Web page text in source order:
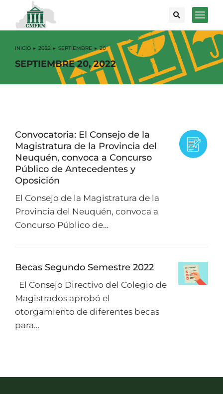
Estás aquí:
INICIO 2022 SEPTIEMBRE 20
SEPTIEMBRE 20, 2022
Convocatoria: El Consejo de la
Magistratura de la Provincia del
Neuquén, convoca a Concurso
Público de Antecedentes y
Oposición
El Consejo de la Magistratura de la
Provincia del Neuquén, convoca a
Concurso Público de…
Becas Segundo Semestre 2022
El Consejo Directivo del Colegio de
Magistrados aprobó el
otorgamiento de diferentes becas
para…